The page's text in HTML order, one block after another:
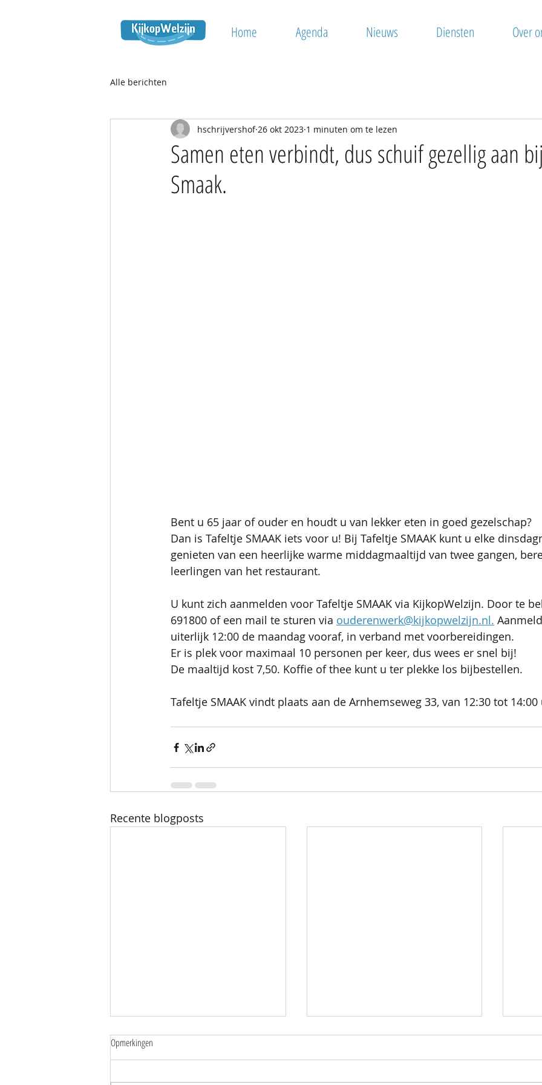
Home Agenda Nieuws Diensten Over
Alle berichten
Samen eten verbindt, dus schuif gezellig aan
Smaak.
hschrijvershof 26 okt 2023 1 minuten om te lezen
Bent u 65 jaar of ouder en houdt u van lekker eten in goed gezelschap?
Dan is Tafeltje SMAAK iets voor u! Bij Tafeltje SMAAK kunt u elke
genieten van een heerlijke warme middagmaaltijd van twee gangen,
leerlingen van het restaurant.
U kunt zich aanmelden voor Tafeltje SMAAK via KijkopWelzijn. Door te
691800 of een mail te sturen via ouderenwerk@kijkopwelzijn.nl.
uiterlijk 12:00 de maandag vooraf, in verband met voorbereidingen.
Er is plek voor maximaal 10 personen per keer, dus wees er snel bij!
De maaltijd kost 7,50. Koffie of thee kunt u ter plekke los bijbestellen.
Tafeltje SMAAK vindt plaats aan de Arnhemseweg 33, van 12:30 tot 14:00
Recente blogposts
Opmerkingen